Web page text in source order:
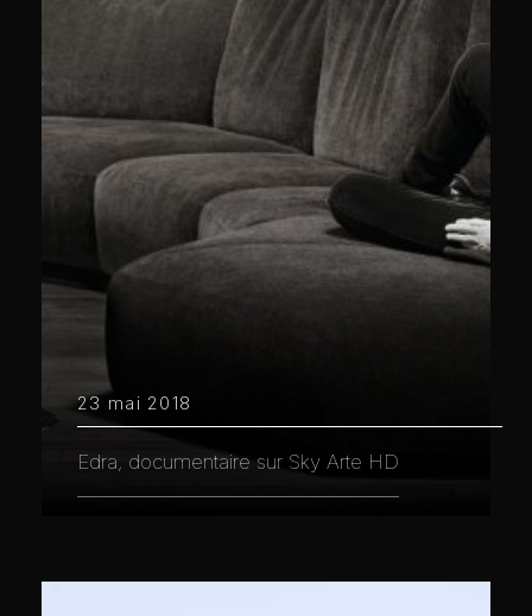
23 mai 2018
Edra, documentaire sur Sky Arte HD